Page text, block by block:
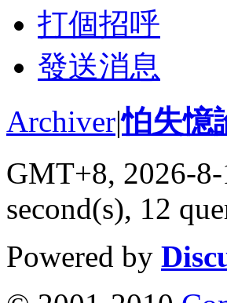
打個招呼
發送消息
Archiver|怕失憶
GMT+8, 2026-
second(s), 12
Powered by